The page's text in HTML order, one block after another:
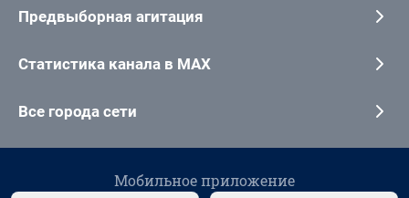
Предвыборная агитация
Статистика канала в MAX
Все города сети
Мобильное приложение